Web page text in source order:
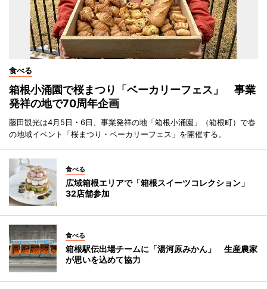
食べる
箱根小涌園で桜まつり「ベーカリーフェス」 事業
発祥の地で70周年企画
藤田観光は4月5日・6日、事業発祥の地「箱根小涌園」（箱根町）で春
の地域イベント「桜まつり・ベーカリーフェス」を開催する。
食べる
広域箱根エリアで「箱根スイーツコレクション」
32店舗参加
食べる
箱根駅伝出場チームに「湯河原みかん」 生産農家
が思いを込めて協力